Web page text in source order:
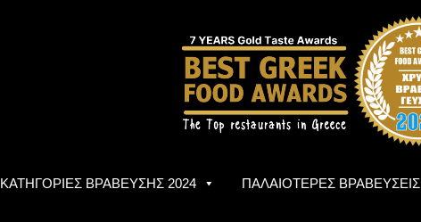
ΚΑΤΗΓΟΡΙΕΣ ΒΡΑΒΕΥΣΗΣ 2024 ΠΑΛΑΙΟΤΕΡΕΣ ΒΡΑΒΕΥΣΕΙΣ